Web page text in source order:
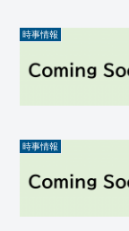
時事情報
時事情報